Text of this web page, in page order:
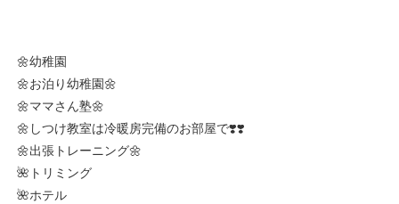
🌼幼稚園
🌼お泊り幼稚園🌼
🌼ママさん塾🌼
🌼しつけ教室は冷暖房完備のお部屋で❣️❣️
🌼出張トレーニング🌼
🌺トリミング
🌺ホテル